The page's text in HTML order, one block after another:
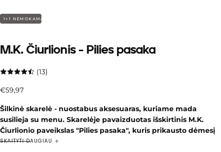
1+1 NEMOKAMAI
M.K. Čiurlionis - Pilies pasaka
(13)
€59,97
Įprasta
€59,97
Šilkinė skarelė - nuostabus aksesuaras, kuriame mada
susilieja su menu. Skarelėje pavaizduotas išskirtinis M.K.
Čiurlionio paveikslas "Pilies pasaka", kuris prikausto dėmesį
ryškiomis spalvomis ir išraiškingomis detalėmis.
SKAITYTI DAUGIAU